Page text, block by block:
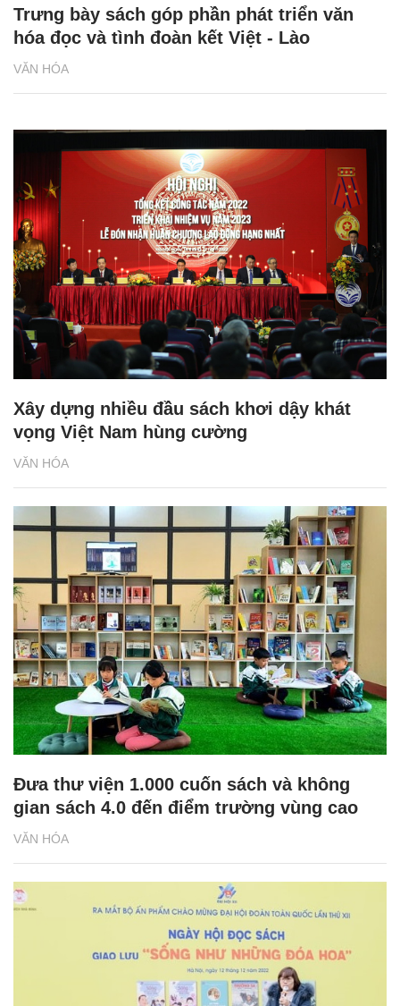
VĂN HÓA
Trưng bày sách góp phần phát triển văn
hóa đọc và tình đoàn kết Việt - Lào
VĂN HÓA
Xây dựng nhiều đầu sách khơi dậy khát
vọng Việt Nam hùng cường
VĂN HÓA
Đưa thư viện 1.000 cuốn sách và không
gian sách 4.0 đến điểm trường vùng cao